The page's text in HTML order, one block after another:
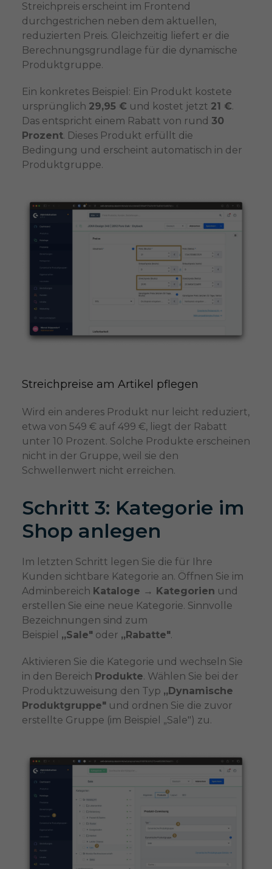
Streichpreis erscheint im Frontend
durchgestrichen neben dem aktuellen,
reduzierten Preis. Gleichzeitig liefert er die
Berechnungsgrundlage für die dynamische
Produktgruppe.
Ein konkretes Beispiel: Ein Produkt kostete
ursprünglich 29,95 € und kostet jetzt 21 €.
Das entspricht einem Rabatt von rund 30
Prozent. Dieses Produkt erfüllt die
Bedingung und erscheint automatisch in der
Produktgruppe.
Streichpreise am Artikel pflegen
Wird ein anderes Produkt nur leicht reduziert,
etwa von 549 € auf 499 €, liegt der Rabatt
unter 10 Prozent. Solche Produkte erscheinen
nicht in der Gruppe, weil sie den
Schwellenwert nicht erreichen.
Schritt 3: Kategorie im
Shop anlegen
Im letzten Schritt legen Sie die für Ihre
Kunden sichtbare Kategorie an. Öffnen Sie im
Adminbereich Kataloge → Kategorien und
erstellen Sie eine neue Kategorie. Sinnvolle
Bezeichnungen sind zum
Beispiel „Sale"oder „Rabatte".
Aktivieren Sie die Kategorie und wechseln Sie
in den Bereich Produkte. Wählen Sie bei der
Produktzuweisung den Typ „Dynamische
Produktgruppe"und ordnen Sie die zuvor
erstellte Gruppe (im Beispiel „Sale") zu.